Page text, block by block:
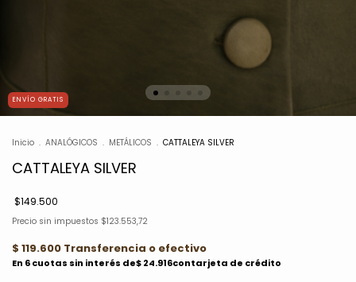
ENVÍO GRATIS
Inicio . ANALÓGICOS . METÁLICOS . CATTALEYA SILVER
CATTALEYA SILVER
$149.500
Precio sin impuestos $123.553,72